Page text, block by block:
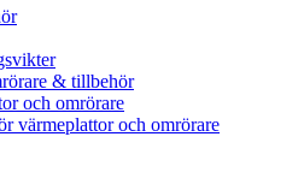
& tillbehör
och omrörare
värmeplattor och omrörare